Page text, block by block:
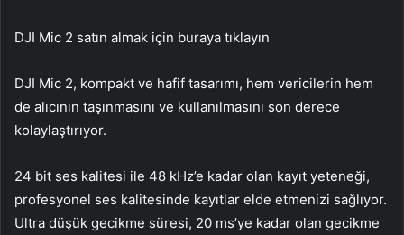
DJI Mic 2 satın almak için buraya tıklayın
DJI Mic 2, kompakt ve hafif tasarımı, hem vericilerin hem
de alıcının taşınmasını ve kullanılmasını son derece
kolaylaştırıyor.
24 bit ses kalitesi ile 48 kHz’e kadar olan kayıt yeteneği,
profesyonel ses kalitesinde kayıtlar elde etmenizi sağlıyor.
Ultra düşük gecikme süresi, 20 ms’ye kadar olan gecikme